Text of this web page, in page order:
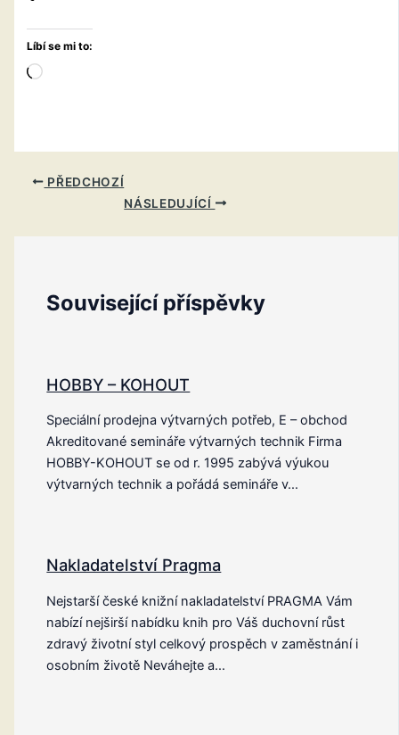
Líbí se mi to:
Načítání…
PŘEDCHOZÍ
NÁSLEDUJÍCÍ
Související příspěvky
HOBBY – KOHOUT
Speciální prodejna výtvarných potřeb, E – obchod
Akreditované semináře výtvarných technik Firma
HOBBY-KOHOUT se od r. 1995 zabývá výukou
výtvarných technik a pořádá semináře v…
Nakladatelství Pragma
Nejstarší české knižní nakladatelství PRAGMA Vám
nabízí nejširší nabídku knih pro Váš duchovní růst
zdravý životní styl celkový prospěch v zaměstnání i
osobním životě Neváhejte a…